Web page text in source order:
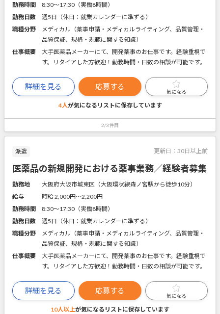
勤務時間
8:30～17:30（実働8時間）
勤務日数
週5日（休日：就業カレンダーに準ずる）
職種分野
メディカル（薬事申請・メディカルライティング、品質管理・
品質保証、規格・規範に関する知識）
仕事概要
大手医薬品メーカーにて、開発薬事のお仕事です。経験重視で
す。リタイアした方歓迎！勤務時間・日数の相談が可能です。
詳細を見る 応募する
気になる
4人が気になるリストに保存しています
2/3件目
派遣 更新日： 30日以上前
医薬品の新規開発における薬事業務／経験者募集
勤務地
大阪府大阪市城東区（大阪環状線森ノ宮駅から徒歩10分）
給与
時給 2,000円〜2,200円
勤務時間
8:30～17:30（実働8時間）
勤務日数
週5日（休日：就業カレンダーに準ずる）
職種分野
メディカル（薬事申請・メディカルライティング、品質管理・
品質保証、規格・規範に関する知識）
仕事概要
大手医薬品メーカーにて、開発薬事のお仕事です。経験重視で
す。リタイアした方歓迎！勤務時間・日数の相談が可能です。
詳細を見る 応募する
気になる
10人以上が気になるリストに保存しています